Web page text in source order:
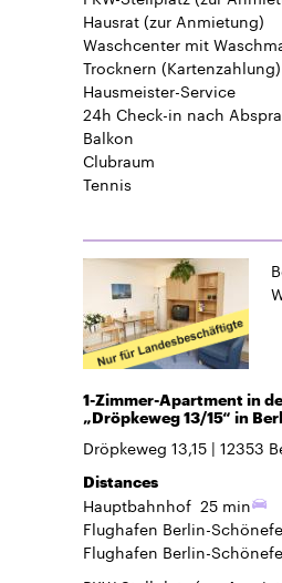
Hausrat(zur Anmietung)
Waschcenter mit
Trocknern (Kartenzahlung)
Hausmeister-Service
24h Check-in nach
Balkon
Clubraum
Tennis
1-Zimmer-Apartment in
„Dröpkeweg 13/15“ in
Dröpkeweg 13,15 12353
Distances
Hauptbahnhof 25 min
Flughafen Berlin-
Flughafen Berlin-